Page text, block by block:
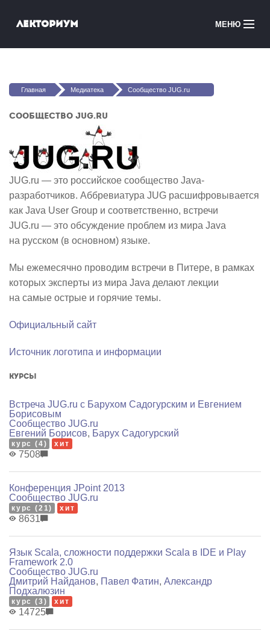
Лекториум МЕНЮ
Медиатека
Вы здесь
Главная Медиатека Сообщество JUG.ru
Сообщество JUG.ru
JUG.ru — это российское сообщество Java-
разработчиков. Аббревиатура JUG расшифровывается
как Java User Group и соответственно, встречи
JUG.ru — это обсуждение проблем из мира Java
на русском (в основном) языке.
Мы ежемесячно проводим встречи в Питере, в рамках
которых эксперты из мира Java делают лекции
на самые острые и горячие темы.
Официальный сайт
Источник логотипа и информации
Курсы
Встреча JUG.ru с Барухом Садогурским и Евгением
Борисовым
Сообщество JUG.ru
Евгений Борисов, Барух Садогурский
курс (4) хит
7508
Конференция JPoint 2013
Сообщество JUG.ru
курс (21) хит
8631
Язык Scala, сложности поддержки Scala в IDE и Play
Framework 2.0
Сообщество JUG.ru
Дмитрий Найданов, Павел Фатин, Александр
Подхалюзин
курс (3) хит
14725